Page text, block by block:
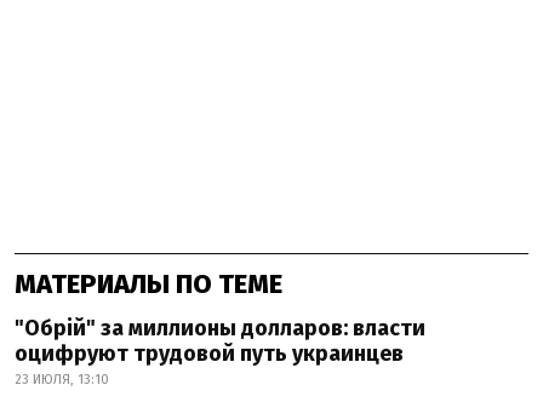
МАТЕРИАЛЫ ПО ТЕМЕ
"Обрій" за миллионы долларов: власти
оцифруют трудовой путь украинцев
23 ИЮЛЯ, 13:10